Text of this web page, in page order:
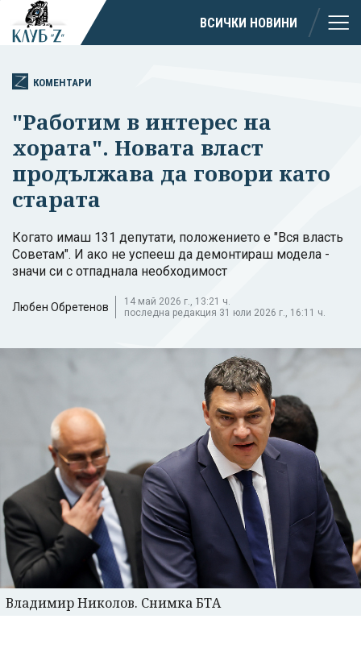
ВСИЧКИ НОВИНИ
КОМЕНТАРИ
"Работим в интерес на
хората". Новата власт
продължава да говори като
старата
Когато имаш 131 депутати, положението е "Вся власть
Советам". И ако не успееш да демонтираш модела -
значи си с отпаднала необходимост
Любен Обретенов
14 май 2026 г., 13:21 ч.
последна редакция 31 юли 2026 г., 16:11 ч.
Владимир Николов. Снимка БТА